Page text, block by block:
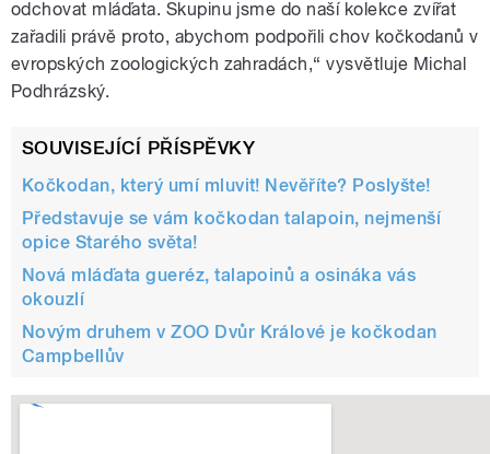
odchovat mláďata. Skupinu jsme do naší kolekce zvířat
zařadili právě proto, abychom podpořili chov kočkodanů v
evropských zoologických zahradách,“ vysvětluje Michal
Podhrázský.
SOUVISEJÍCÍ PŘÍSPĚVKY
Kočkodan, který umí mluvit! Nevěříte? Poslyšte!
Představuje se vám kočkodan talapoin, nejmenší
opice Starého světa!
Nová mláďata gueréz, talapoinů a osináka vás
okouzlí
Novým druhem v ZOO Dvůr Králové je kočkodan
Campbellův